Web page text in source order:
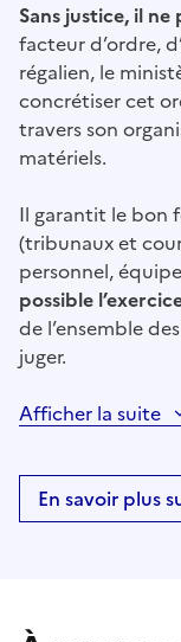
Sans justice, il
facteur d’ordre,
régalien, le
concrétiser cet
travers son
matériels.
Il garantit le bon
(tribunaux et
personnel,
possible
de l’ensemble
juger.
Afficher la suite
En savoir plus